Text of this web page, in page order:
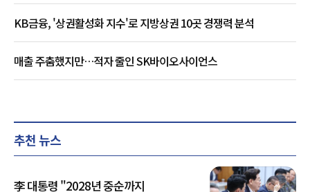
KB금융, '상권활성화 지수'로 지방상권 10곳 경쟁력 분석
매출 주춤했지만…적자 줄인 SK바이오사이언스
추천 뉴스
李 대통령 "2028년 중순까지